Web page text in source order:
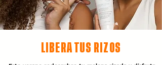
LIBERA TUS RIZOS